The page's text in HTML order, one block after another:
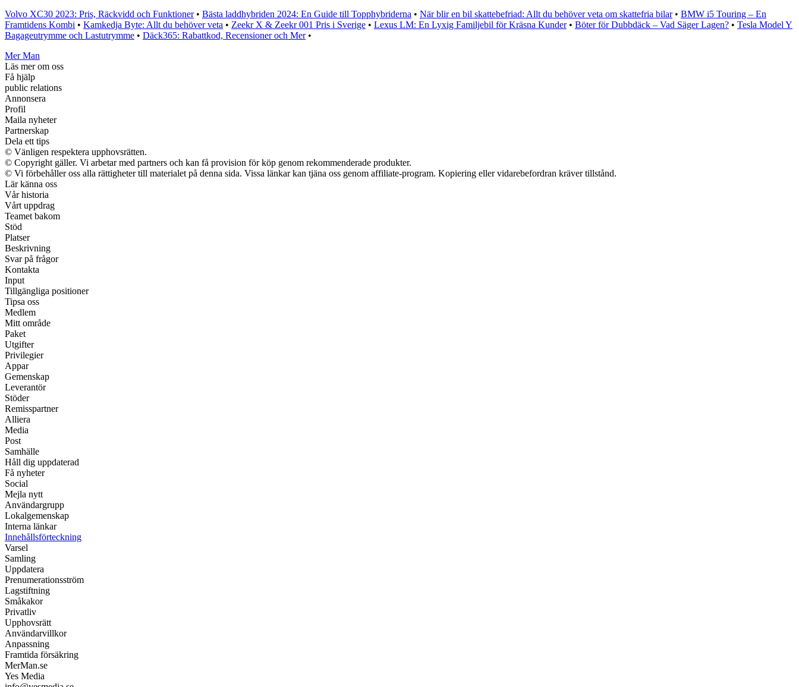
Volvo XC30 2023: Pris, Räckvidd och Funktioner• Bästa laddhybriden 2024: En Guide till Topphybriderna • När blir en bil skattebefriad: Allt du behöver veta om skattefria bilar• BMW i5 Touring – En
Framtidens Kombi • Kamkedja Byte: Allt du behöver veta • Zeekr X & Zeekr 001 Pris i Sverige • Lexus LM: En Lyxig Familjebil för Kräsna Kunder• Böter för Dubbdäck – Vad Säger Lagen? • Tesla Model Y
Bagageutrymme och Lastutrymme • Däck365: Rabattkod, Recensioner och Mer•
Mer Man
Läs mer om oss
Få hjälp
public relations
Annonsera
Profil
Maila nyheter
Partnerskap
Dela ett tips
© Vänligen respektera upphovsrätten.
© Copyright gäller. Vi arbetar med partners och kan få provision för köp genom rekommenderade produkter.
© Vi förbehåller oss alla rättigheter till materialet på denna sida. Vissa länkar kan tjäna oss genom affiliate-program. Kopiering eller vidarebefordran kräver tillstånd.
Lär känna oss
Vår historia
Vårt uppdrag
Teamet bakom
Stöd
Platser
Beskrivning
Svar på frågor
Kontakta
Input
Tillgängliga positioner
Tipsa oss
Medlem
Mitt område
Paket
Utgifter
Privilegier
Appar
Gemenskap
Leverantör
Stöder
Remisspartner
Alliera
Media
Post
Samhälle
Håll dig uppdaterad
Få nyheter
Social
Mejla nytt
Användargrupp
Lokalgemenskap
Interna länkar
Innehållsförteckning
Varsel
Samling
Uppdatera
Prenumerationsström
Lagstiftning
Småkakor
Privatliv
Upphovsrätt
Användarvillkor
Anpassning
Framtida försäkring
MerMan.se
Yes Media